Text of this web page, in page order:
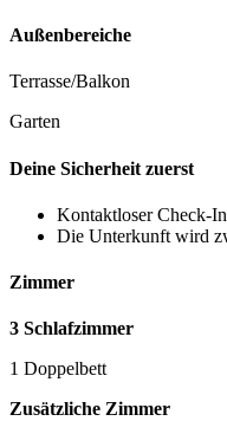
Außenbereiche
Terrasse/Balkon
Garten
Deine Sicherheit zuerst
Kontaktloser Check-
Die Unterkunft wird
Zimmer
3 Schlafzimmer
1 Doppelbett
Zusätzliche Zimmer